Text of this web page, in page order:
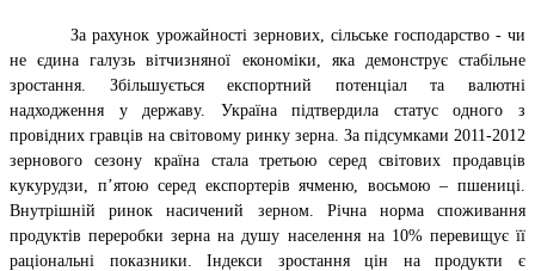
За рахунок урожайності зернових, сільське господарство - чи
не єдина галузь вітчизняної економіки, яка демонструє стабільне
зростання. Збільшується експортний потенціал та валютні
надходження у державу. Україна підтвердила статус одного з
провідних гравців на світовому ринку зерна. За підсумками 2011-2012
зернового сезону країна стала третьою серед світових продавців
кукурудзи, п’ятою серед експортерів ячменю, восьмою – пшениці.
Внутрішній ринок насичений зерном. Річна норма споживання
продуктів переробки зерна на душу населення на 10% перевищує її
раціональні показники. Індекси зростання цін на продукти є